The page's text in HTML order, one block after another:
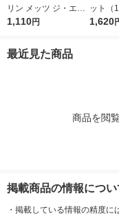
リン メッツ ジ・エナ
ジー 250ml 1セット
1,110円
ット（
6） エ
1,620
最近見た商品
商品を閲
掲載商品の情報につい
・ 掲載している情報の精度に